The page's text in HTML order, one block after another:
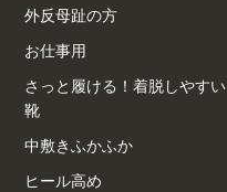
外反母趾の方
お仕事用
さっと履ける！着脱しやすい
靴
中敷きふかふか
ヒール高め